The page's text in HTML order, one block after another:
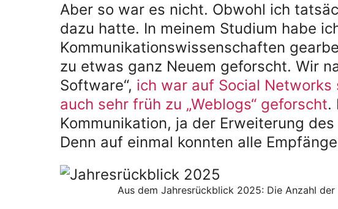
Aber so war es nicht. Obwohl ich
dazu hatte. In meinem Studium habe
Kommunikationswissenschaften
zu etwas ganz Neuem geforscht. Wir
Software“, ich war auf Social
auch sehr früh zu „Weblogs“ geforscht.
Kommunikation, ja der Erweiterung
Denn auf einmal konnten alle
Aus dem Jahresrückblick 2025: Die Anzahl